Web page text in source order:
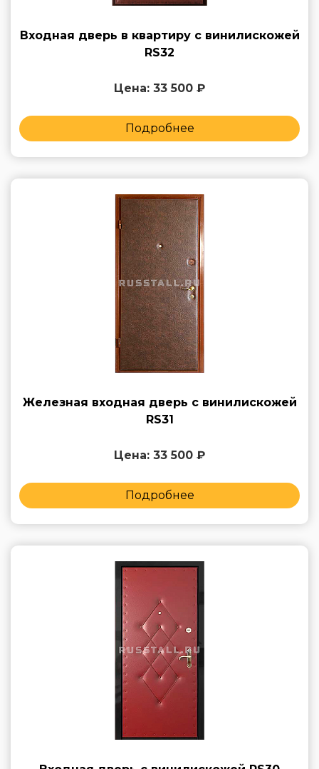
Входная дверь в квартиру с винилискожей
RS32
Цена: 33 500 ₽
Подробнее
Железная входная дверь с винилискожей
RS31
Цена: 33 500 ₽
Подробнее